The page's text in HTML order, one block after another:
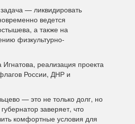
— ликвидировать
ведется
а также на
физкультурно-
реализация проекта
России, ДНР и
— это не только долг, но
заверяет, что
комфортные условия для